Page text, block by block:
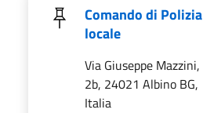
Comando di Polizia
locale
Via Giuseppe Mazzini,
2b, 24021 Albino BG,
Italia